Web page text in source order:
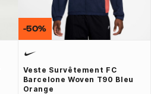
Veste Survêtement FC
Barcelone Woven T90 Bleu
Orange
-50%